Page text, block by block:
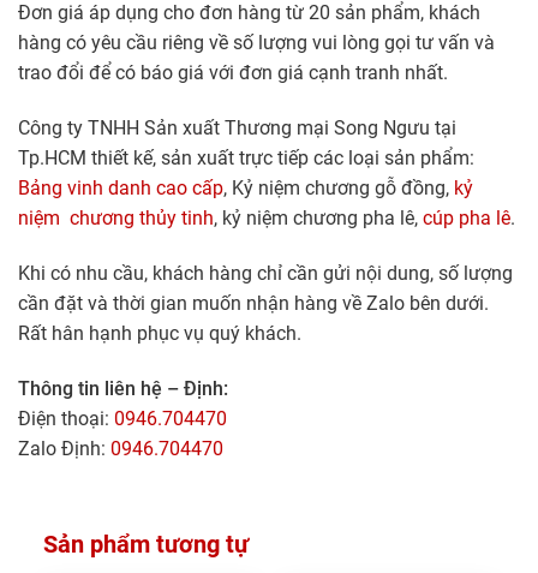
Đơn giá áp dụng cho đơn hàng từ 20 sản phẩm, khách
hàng có yêu cầu riêng về số lượng vui lòng gọi tư vấn và
trao đổi để có báo giá với đơn giá cạnh tranh nhất.
Công ty TNHH Sản xuất Thương mại Song Ngưu tại
Tp.HCM thiết kế, sản xuất trực tiếp các loại sản phẩm:
Bảng vinh danh cao cấp, Kỷ niệm chương gỗ đồng, kỷ
niệm chương thủy tinh, kỷ niệm chương pha lê, cúp pha lê.
Khi có nhu cầu, khách hàng chỉ cần gửi nội dung, số lượng
cần đặt và thời gian muốn nhận hàng về Zalo bên dưới.
Rất hân hạnh phục vụ quý khách.
Thông tin liên hệ – Định:
Điện thoại: 0946.704470
Zalo Định: 0946.704470
Sản phẩm tương tự